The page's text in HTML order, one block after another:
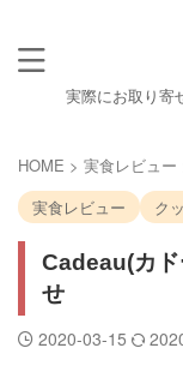
実際にお取り寄
HOME > 実食レビュー
実食レビュー
ク
Cadeau(カ
せ
2020-03-15